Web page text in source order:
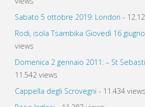
Sabato 5 ottobre 2019: London -
Rodi, isola Tsambika Giovedì 16 giugno
views
Domenica 2 gennaio 2011: – St
11.542 views
Cappella degli Scrovegni - 11.434 views